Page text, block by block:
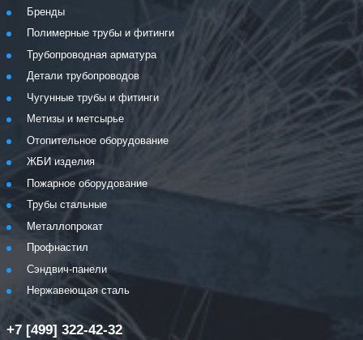
Бренды
Полимерные трубы и фитинги
Трубопроводная арматура
Детали трубопроводов
Чугунные трубы и фитинги
Метизы и метсырье
Отопительное оборудование
ЖБИ изделия
Пожарное оборудование
Трубы стальные
Металлопрокат
Профнастил
Сэндвич-панели
Нержавеющая сталь
+7 [499] 322-42-32